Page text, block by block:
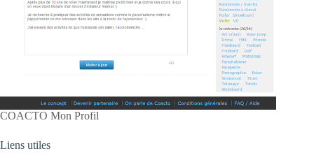
COACTO Mon Profil
Liens utiles